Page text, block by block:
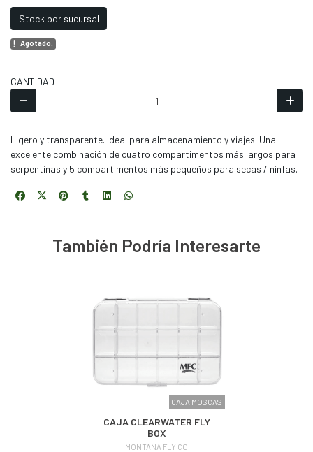
Stock por sucursal
Agotado.
CANTIDAD
Ligero y transparente. Ideal para almacenamiento y viajes. Una
excelente combinación de cuatro compartimentos más largos para
serpentinas y 5 compartimentos más pequeños para secas / ninfas.
También Podría Interesarte
CAJA MOSCAS
CAJA CLEARWATER FLY
BOX
MONTANA FLY CO